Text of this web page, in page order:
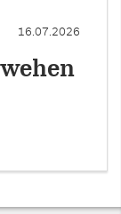
16.07.2026